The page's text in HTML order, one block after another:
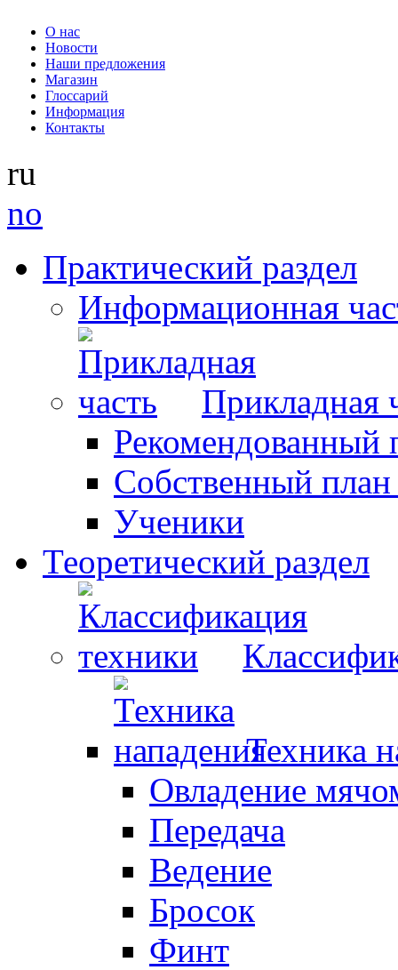
О нас
Новости
Наши предложения
Магазин
Глоссарий
Информация
Контакты
ru
no
Практический раздел
Информационная
Прикладная
Рекомендованный
Собственный
Ученики
Теоретический раздел
Техника
Овладение
Передача
Ведение
Бросок
Финт